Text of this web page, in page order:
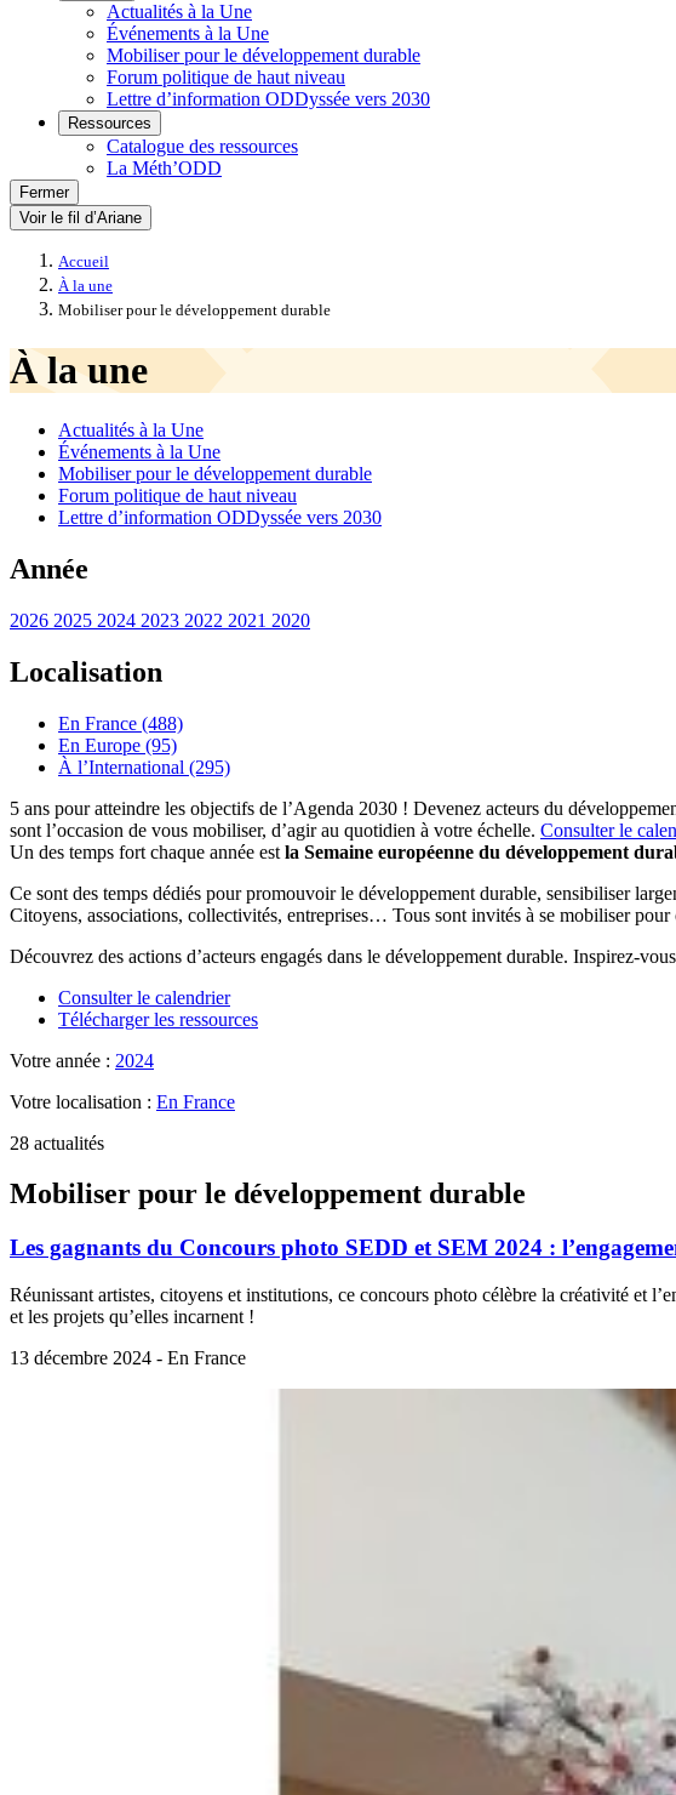
Actualités à la Une
Événements à la Une
Mobiliser pour le développement durable
Forum politique de haut niveau
Lettre d’information ODDyssée vers 2030
Ressources
Catalogue des ressources
La Méth’ODD
Fermer
Voir le fil d’Ariane
Accueil
À la une
Mobiliser pour le développement durable
À la une
Actualités à la Une
Événements à la Une
Mobiliser pour le développement durable
Forum politique de haut niveau
Lettre d’information ODDyssée vers 2030
Année
2026 2025 2024 2023 2022 2021 2020
Localisation
En France (488)
En Europe (95)
À l’International (295)
5 ans pour atteindre les objectifs de l’Agenda 2030 ! Devenez acteurs du
sont l’occasion de vous mobiliser, d’agir au quotidien à votre échelle. Consulter le
Un des temps fort chaque année est la Semaine européenne du développement
Ce sont des temps dédiés pour promouvoir le développement durable, sensibiliser
Citoyens, associations, collectivités, entreprises… Tous sont invités à se mobiliser
Découvrez des actions d’acteurs engagés dans le développement durable. Inspirez-
Consulter le calendrier
Télécharger les ressources
Votre année : 2024
Votre localisation : En France
28 actualités
Mobiliser pour le développement durable
Les gagnants du Concours photo SEDD et SEM 2024 :
Réunissant artistes, citoyens et institutions, ce concours photo célèbre la créativité et
et les projets qu’elles incarnent !
13 décembre 2024 - En France